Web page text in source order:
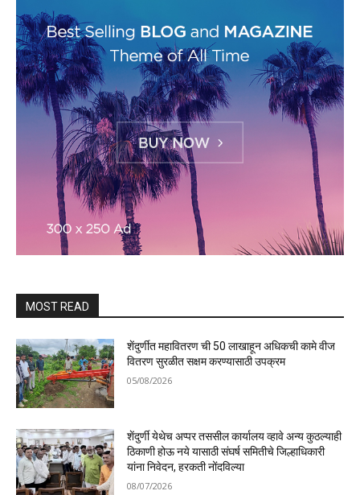
MOST READ
शेंदुर्णीत महावितरण ची 50 लाखाहून अधिकची कामे वीज
वितरण सुरळीत सक्षम करण्यासाठी उपक्रम
05/08/2026
शेंदुर्णी येथेच अप्पर तससील कार्यालय व्हावे अन्य कुठल्याही
ठिकाणी होऊ नये यासाठी संघर्ष समितीचे जिल्हाधिकारी
यांना निवेदन, हरकती नोंदविल्या
08/07/2026